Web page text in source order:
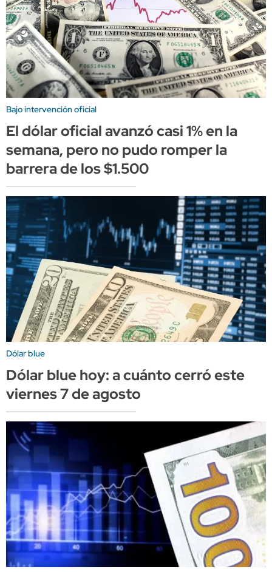
Bajo intervención oficial
El dólar oficial avanzó casi 1% en la
semana, pero no pudo romper la
barrera de los $1.500
Dólar blue
Dólar blue hoy: a cuánto cerró este
viernes 7 de agosto